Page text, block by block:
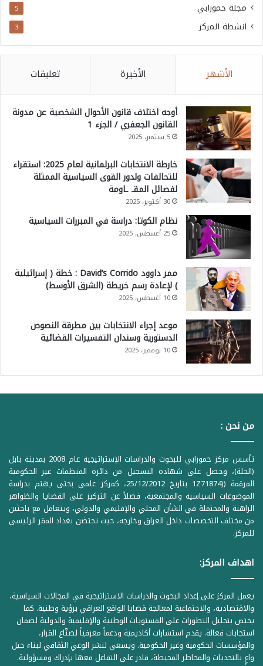
مجلة حمورابي 5
انشطة المركز 3
الأشهر الأخيرة تعليقات
أوجه اختلاف قانون الأحوال الشخصية عن مدونة
القانون الجعفري / الجزء 1
5 سبتمبر، 2025
خارطة الانتخابات البرلمانية لعام 2025: استقراء
للتحالفات ولدور القوى السياسية الممثلة
لفصائل المقـ ـاومة
30 أكتوبر، 2025
نظام الكوتا: دراسة في المبررات السياسية
25 أغسطس، 2025
ممر داوود David’s Corrido : خطة ( إسرائيلية
) لإعادة رسم خريطة (الشرق الأوسط)
10 أغسطس، 2025
موعد إجراء الانتخابات بين مطرقة النصوص
الدستورية وسندان التفسيرات القضائية
10 نوفمبر، 2025
من نحن :
تأسس مركز حمورابي للبحوث والدراسات الإستراتيجية عام 2008 بمدينة بابل
(الحلة)، وحصل على شهادة التسجيل من دائرة المنظمات غير الحكومية
المرقمة ((1Z71874 بتاريخ 25/12/2012، كمركز علمي بحثي يهتم بدراسة
الموضوعات السياسية والمجتمعية، فضلاً عن التركيز على القضايا والظواهر
الراهنة والمحتملة في الشأن المحلي والإقليمي والدولي، ويتعامل مع باحثين
من مختلف التخصصات داخل العراق وخارجه، حيث تحتضن بغداد المقر الرئيسي
للمركز.
اهداف المركز:
يعمل المركز على إعداد البحوث والدراسات الاستراتيجية في المجالات السياسية،
والاقتصادية، والاجتماعية لمعالجة قضايا الواقع العراقي برؤية وطنية. كما
يختص بتحليل التطورات على المستويات الوطنية والإقليمية والدولية لضمان
استجابات فعالة. يقدم استشارات أكاديمية ودعماً معرفياً لصنّاع القرار،
والمؤسسات الحكومية وغير الحكومية. ويسعى لنشر الوعي الثقافي لبناء جيل
واعٍ بالتحديات والمخاطر المحيطة، قادر على التفاعل معها بإدراك ومسؤولية.